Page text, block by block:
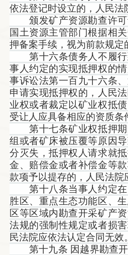
依法登记时设立的，人民法
颁发矿产资源勘查许可
国土资源主管部门根据相
押备案手续，视为前款规定
第十六条债务人不履行
事人约定的实现抵押权的
事诉讼法第一百九十六条
申请实现抵押权的，人民
业权或者裁定以矿业权抵
受让人应具备相应的资质条
第十七条矿业权抵押期
组或者矿床被压覆等原因
分灭失，抵押权人请求就
金、赔偿金或者补偿金等
款项予以提存的，人民法院
第十八条当事人约定在
胜区、重点生态功能区、
区等区域内勘查开采矿产
法规的强制性规定或者损
民法院应依法认定合同无效。
第十九条 因越界勘查开